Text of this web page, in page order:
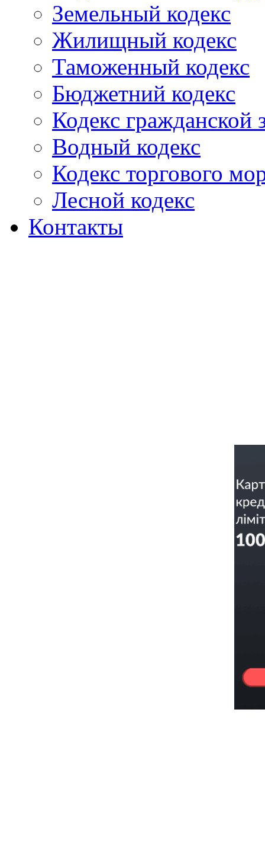
Земельный кодекс
Жилищный кодекс
Таможенный кодекс
Бюджетний кодекс
Кодекс гражданской
Водный кодекс
Кодекс торгового
Лесной кодекс
Контакты